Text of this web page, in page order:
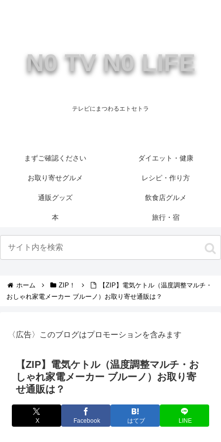
N0 TV N0 LIFE
テレビにまつわるエトセトラ
まずご確認ください ダイエット・健康
お取り寄せグルメ レシピ・作り方
通販グッズ 飲食店グルメ
本 旅行・宿
ホーム ZIP！
【ZIP】電気ケトル（温度調整マルチ・
おしゃれ家電メーカー ブルーノ）お取り寄せ通販は？
〈広告〉このブログはプロモーションを含みます
【ZIP】電気ケトル（温度調整マルチ・お
しゃれ家電メーカー ブルーノ）お取り寄
せ通販は？
X Facebook はてブ LINE